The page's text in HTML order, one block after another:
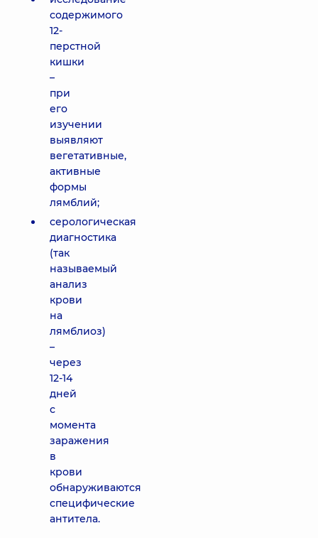
содержимого
12-
перстной
кишки
–
при
его
изучении
выявляют
вегетативные,
активные
формы
лямблий;
серологическая
диагностика
(так
называемый
анализ
крови
на
лямблиоз)
–
через
12-14
дней
с
момента
заражения
в
крови
обнаруживаются
специфические
антитела.